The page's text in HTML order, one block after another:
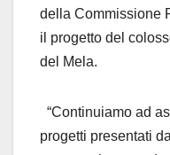
della Commissione
il progetto del
del Mela.
“Continuiamo ad
progetti presentati